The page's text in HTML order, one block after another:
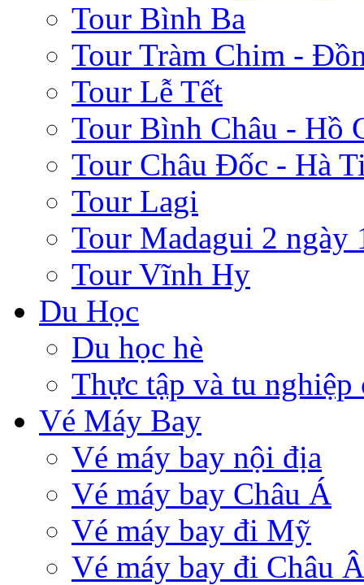
Tour Bình Ba
Tour Tràm Chim -
Tour Lễ Tết
Tour Bình Châu - Hồ
Tour Châu Đốc - Hà
Tour Lagi
Tour Madagui 2 ngày
Tour Vĩnh Hy
Du Học
Du học hè
Thực tập và tu
Vé Máy Bay
Vé máy bay nội địa
Vé máy bay Châu Á
Vé máy bay đi Mỹ
Vé máy bay đi Châu